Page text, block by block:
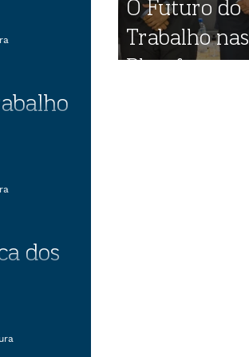
dos
no
O Futuro do
Trabalho nas
Plataformas